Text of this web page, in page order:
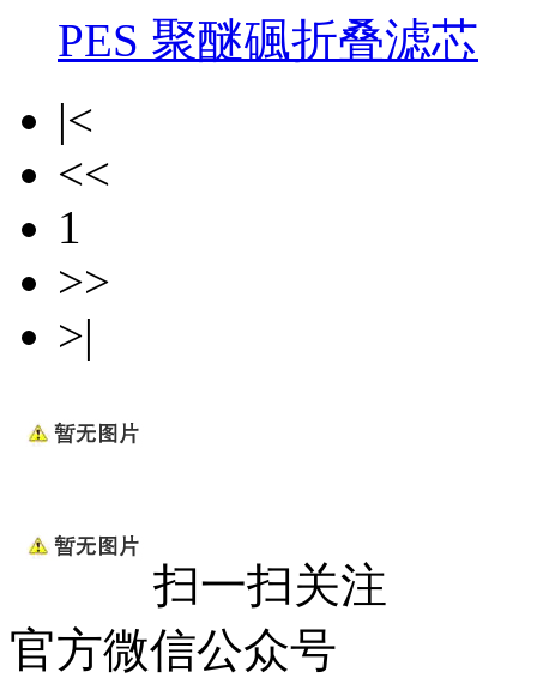
PES 聚醚碸折叠滤芯
|<
<<
1
>>
>|
扫一扫关注
官方微信公众号